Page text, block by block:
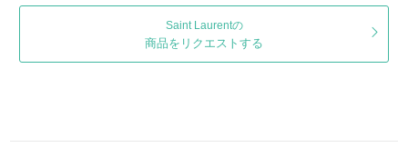
Saint Laurentの
商品をリクエストする